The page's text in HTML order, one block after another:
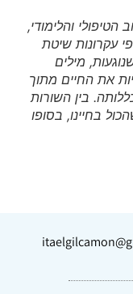
והלימודי,
עקרונות שיטת
מילים
את החיים מתוך
בין השורות
בחיינו, בסופו